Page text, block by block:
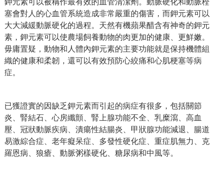
塞會對人的心血管系統造成非常嚴重的傷害，而鉀元素可以
大大減緩動脈硬化的過程。天然有機蘋果醋含有神奇的鉀元
素，鉀元素可以使農場飼養動物的肉更加的健康、更鮮嫩。
毋庸置疑，動物和人體內鉀元素的主要功能就是保持機體組
織的健康和柔韌，還可以有效預防心絞痛和心肌梗塞等病
症。
已獲證實的因缺乏鉀元素而引起的病症有很多，包括關節
炎、腎結石、心房纖顫、腎上腺功能不全、乳糜瀉、高血
壓、冠狀動脈疾病、潰瘍性結腸炎、甲狀腺功能減退、腸道
易激綜合症、老年癡呆症、多發性硬化症、重症肌無力、克
羅恩病、狼瘡、動脈粥樣硬化、糖尿病和中風等。